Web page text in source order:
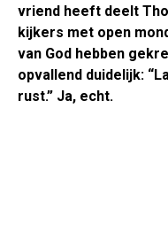
vriend heeft deelt
kijkers met open
van God hebben
opvallend duidelijk:
rust.” Ja, echt.